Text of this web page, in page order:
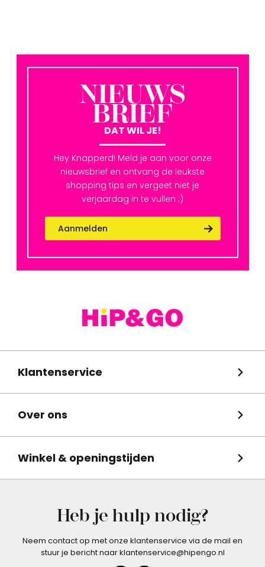
NIEUWS
BRIEF
DAT WIL JE!
Hey Knapperd! Meld je aan voor onze
nieuwsbrief en ontvang de leukste
shopping tips en vergeet niet je
verjaardag in te vullen ;)
Aanmelden
Klantenservice
Over ons
Winkel & openingstijden
Heb je hulp nodig?
Neem contact op met onze klantenservice via de mail en
stuur je bericht naar klantenservice@hipengo.nl